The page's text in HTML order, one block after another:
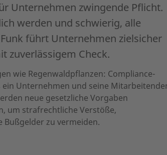
Unternehmen zwingende Pflicht.
werden und schwierig, alle
führt Unternehmen zielsicher
zuverlässigem Check.
wie Regenwaldpflanzen: Compliance-
Unternehmen und seine
neue gesetzliche Vorgaben
um strafrechtliche Verstöße,
zu vermeiden.